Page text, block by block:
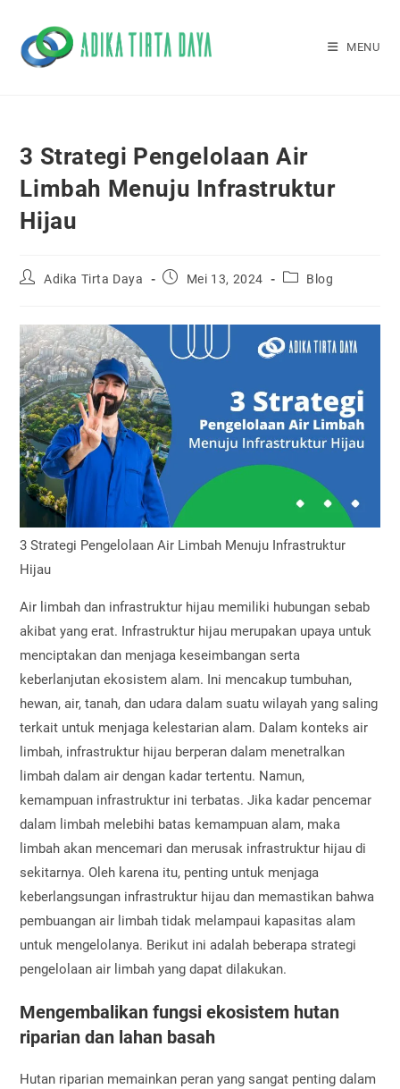
content
MENU
3 Strategi Pengelolaan Air
Limbah Menuju Infrastruktur
Hijau
PostAdika Tirta Daya
PostMei 13, 2024
PostBlog
3 Strategi Pengelolaan Air Limbah Menuju Infrastruktur
Hijau
Air limbah dan infrastruktur hijau memiliki hubungan sebab
akibat yang erat. Infrastruktur hijau merupakan upaya untuk
menciptakan dan menjaga keseimbangan serta
keberlanjutan ekosistem alam. Ini mencakup tumbuhan,
hewan, air, tanah, dan udara dalam suatu wilayah yang saling
terkait untuk menjaga kelestarian alam. Dalam konteks air
limbah, infrastruktur hijau berperan dalam menetralkan
limbah dalam air dengan kadar tertentu. Namun,
kemampuan infrastruktur ini terbatas. Jika kadar pencemar
dalam limbah melebihi batas kemampuan alam, maka
limbah akan mencemari dan merusak infrastruktur hijau di
sekitarnya. Oleh karena itu, penting untuk menjaga
keberlangsungan infrastruktur hijau dan memastikan bahwa
pembuangan air limbah tidak melampaui kapasitas alam
untuk mengelolanya. Berikut ini adalah beberapa strategi
pengelolaan air limbah yang dapat dilakukan.
Mengembalikan fungsi ekosistem hutan
riparian dan lahan basah
Hutan riparian memainkan peran yang sangat penting dalam